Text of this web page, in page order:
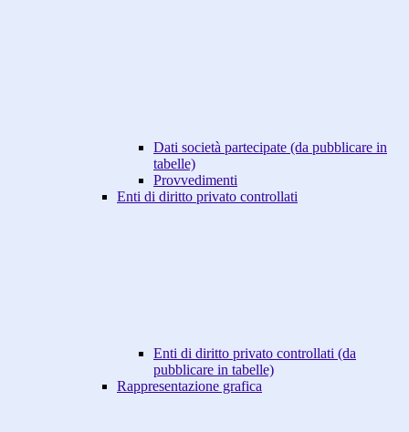
Dati società partecipate (da pubblicare in
tabelle)
Provvedimenti
Enti di diritto privato controllati
Enti di diritto privato controllati (da
pubblicare in tabelle)
Rappresentazione grafica